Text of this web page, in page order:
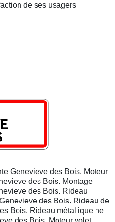
de ses usagers.
Genevieve des Bois. Moteur
des Bois. Montage
des Bois. Rideau
des Bois. Rideau de
Bois. Rideau métallique ne
des Bois. Moteur volet